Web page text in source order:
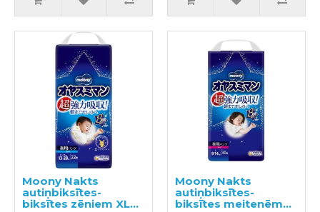
Moony Nakts
autiņbiksītes-
biksītes zēniem XL
Moony Nakts
autiņbiksītes-
biksītes meitenēm